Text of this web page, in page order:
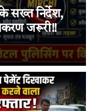
सख्त निर्देश,
जरूरी!!